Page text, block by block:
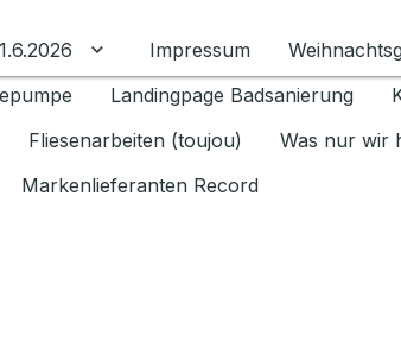
umschalten
Untermenü für Datenschutz
Impressum
Landingpage Badsanierung
Fliesenarbeiten (toujou) Was nur wir
Markenlieferanten Record